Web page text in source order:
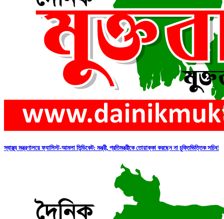
স্বাস্থ্য মন্ত্রণালয়ে ফ্যাসিস্ট-আমলা সিন্ডিকেট: মন্ত্রী, প্রতিমন্ত্রীকে তোয়াক্কা করছেন না চুক্তিভিত্তিক সচিব!